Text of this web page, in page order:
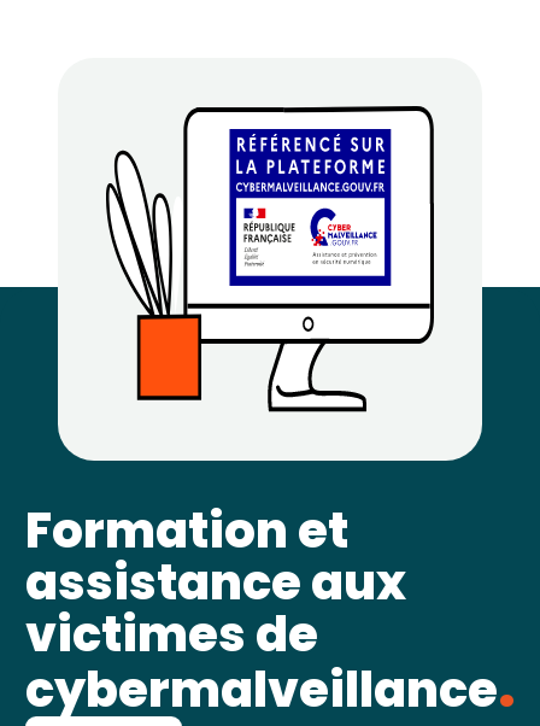
Formation et
assistance aux
victimes de
cybermalveillance